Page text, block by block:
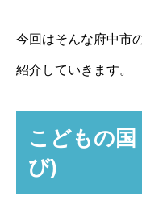
今回はそんな府中市
紹介していきます。
こどもの
び)